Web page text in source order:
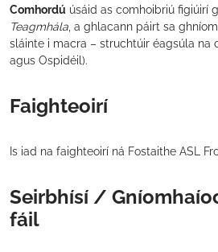
Comhordú úsáid as comhoibriú figiúirí
Teagmhála , a ghlacann páirt sa
sláinte i macra – struchtúir éagsúla na
agus Ospidéil).
Faighteoirí
Is iad na faighteoirí ná Fostaithe ASL
Seirbhísí /
fáil